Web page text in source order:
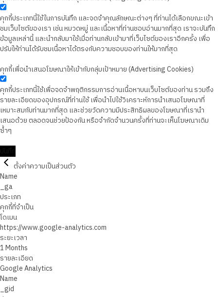
คุกกี้ประเภทนี้ใช้ในการบันทึก และจดจำคุณลักษณะต่างๆ ที่ท่านได้เลือกขณะเข้า
ชมเว็บไซต์ของเรา เช่น หมวดหมู่ และเนื้อหาที่ท่านชอบอ่านมากที่สุด เราจะบันทึก
ข้อมูลเหล่านี้ และนำกลับมาใช้เมื่อท่านกลับเข้ามาที่เว็บไซต์ของเราอีกครั้ง เพื่อ
ปรับให้ท่านได้รับชมเนื้อหาได้ตรงกับความชอบของท่านให้มากที่สุด
คุกกี้เพื่อนำเสนอโฆษณาให้เข้ากับกลุ่มเป้าหมาย (Advertising Cookies)
คุกกี้ประเภทนี้ใช้เพื่อจดจำพฤติกรรมการอ่านเนื้อหาบนเว็บไซต์ของท่าน รวมถึง
รายละเอียดของอุปกรณ์ที่ท่านใช้ เพื่อนำไปใช้วิเคราะห์การนำเสนอโฆษณาที่
เหมาะสมกับท่านมากที่สุด และช่วยวัดความมีประสิทธิผลของโฆษณาที่เรานำ
เสนอด้วย ตลอดจนช่วยป้องกัน หรือจำกัดจำนวนครั้งที่ท่านจะเห็นโฆษณาเดิม
ซ้ำๆ
ตั้งค่าความเป็นส่วนตัว
Name
_ga
ประเภท
คุกกี้ที่จำเป็น
โดเมน
https://www.google-analytics.com
ระยะเวลา
1 Months
รายละเอียด
Google Analytics
Name
_gid